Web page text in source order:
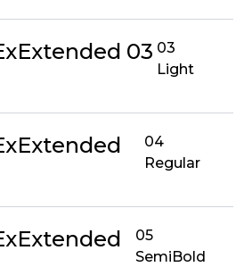
03 03
Light
04
Regular
05
SemiBold